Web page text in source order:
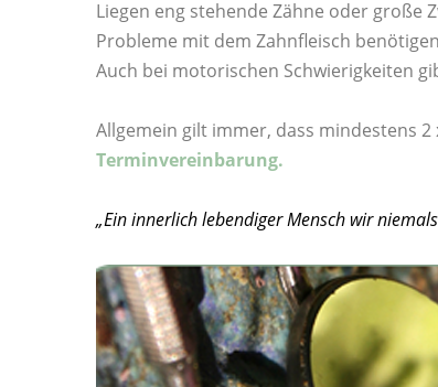
Liegen eng stehende Zähne oder große
Probleme mit dem Zahnfleisch
Auch bei motorischen Schwierigkeiten
Allgemein gilt immer, dass mindestens
Terminvereinbarung.
„Ein innerlich lebendiger Mensch wir